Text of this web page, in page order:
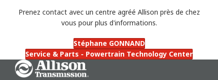
Prenez contact avec un centre agréé Allison près de chez
vous pour plus d'informations.
Stéphane GONNAND
Service & Parts - Powertrain Technology Center
Go Home